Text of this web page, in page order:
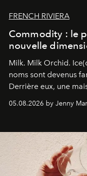
FRENCH RIVIERA
Commodity : le
nouvelle
Milk. Milk Orchid.
noms sont devenus
Derrière eux, une
codes de la
une approche aussi
05.08.2026 by Jenny